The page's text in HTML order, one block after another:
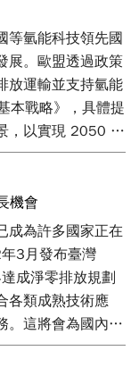
等氫能科技領先國
展。歐盟透過政策
放運輸並支持氫能
本戰略》，具體提
，以實現 2050 年
經濟促進及氫安
支持。美國
法案》與加州
綠色氫能供應鏈之
國家法制與政
並投資於氫能基
輸系統，以促進
氫站的安全標準
能載具的應用。
機會
成為許多國家正在
3月發布臺灣
成淨零排放規劃
各類成熟技術應
。這將會為國內諸
成淨零排放路徑，